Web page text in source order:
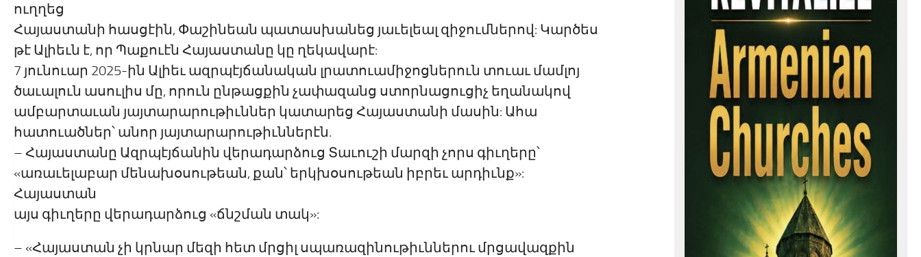
ուղղեց
Հայաստանի հասցէին, Փաշինեան պատասխանեց յաւելեալ զիջումներով: Կարծես
թէ Ալիեւն է, որ Պաքուէն Հայաստանը կը ղեկավարէ:
7 յունուար 2025-ին Ալիեւ ազրպէյճանական լրատուամիջոցներուն տուաւ մամլոյ
ծաւալուն ասուլիս մը, որուն ընթացքին չափազանց ստորնացուցիչ եղանակով
ամբարտաւան յայտարարութիւններ կատարեց Հայաստանի մասին: Ահա
հատուածներ՝ անոր յայտարարութիւններէն.
– Հայաստանը Ազրպէյճանին վերադարձուց Տաւուշի մարզի չորս գիւղերը՝
«առաւելաբար մենախօսութեան, քան՝ երկխօսութեան իբրեւ արդիւնք»:
Հայաստան
այս գիւղերը վերադարձուց «ճնշման տակ»:
– «Հայաստան չի կրնար մեզի հետ մրցիլ սպառազինութիւններու մրցավազքին